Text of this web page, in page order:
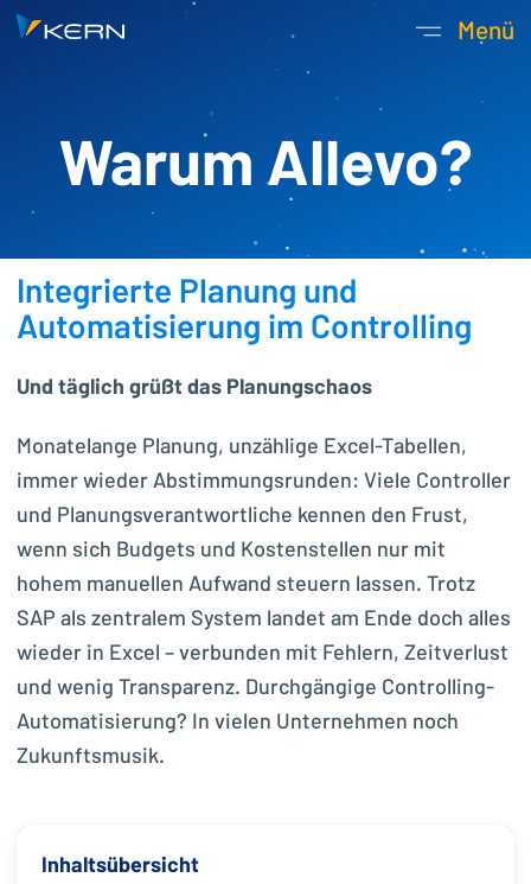
Menü
Warum Allevo?
Integrierte Planung und
Automatisierung im Controlling
Und täglich grüßt das Planungschaos
Monatelange Planung, unzählige Excel-Tabellen,
immer wieder Abstimmungsrunden: Viele Controller
und Planungsverantwortliche kennen den Frust,
wenn sich Budgets und Kostenstellen nur mit
hohem manuellen Aufwand steuern lassen. Trotz
SAP als zentralem System landet am Ende doch alles
wieder in Excel – verbunden mit Fehlern, Zeitverlust
und wenig Transparenz. Durchgängige Controlling-
Automatisierung? In vielen Unternehmen noch
Zukunftsmusik.
Inhaltsübersicht